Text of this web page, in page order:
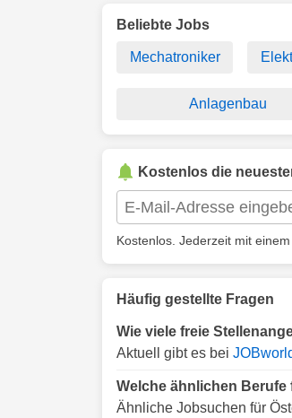
Beliebte Jobs
Mechatroniker
Anlagenbau
Kostenlos die
Kostenlos. Jederzeit mit
Häufig gestellte Fragen
Wie viele freie
Aktuell gibt es bei
Welche ähnlichen
Ähnliche Jobsuchen für